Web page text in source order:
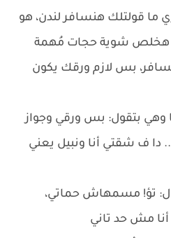
قولتلك هنسافر لندن، هو
هخلص شوية حجات مُهمة
بس لازم ورقك يكون
بتقول: بس ورقي وجواز
ف شقتي أنا ونبيل يعني
تؤ! مسمهاش حماتي،
مش حد تاني